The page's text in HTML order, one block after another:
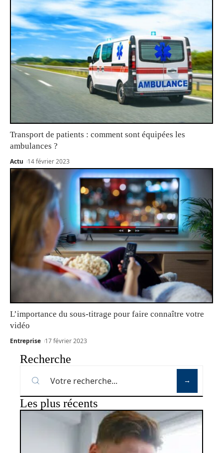
Transport de patients : comment sont équipées les
ambulances ?
Actu 14 février 2023
L’importance du sous-titrage pour faire connaître votre
vidéo
Entreprise 17 février 2023
Recherche
Les plus récents